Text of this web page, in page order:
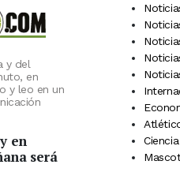
y del
en
y leo en un
en
será